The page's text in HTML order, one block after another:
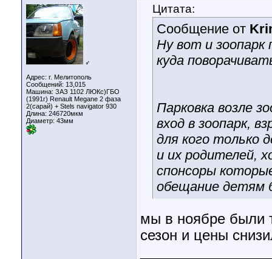
♂
Адрес: г. Мелитополь
Сообщений: 13,015
Машина: ЗАЗ 1102 ЛЮКс)ГБО
(1991г) Renault Megane 2 фаза
2(сарай) + Stels navigator 930
Длина: 246720мкм
Диаметр: 43мм
Цитата:
Сообщение от
Ну вот и зоопарк
куда
Парковка возле
вход в зоопарк,
для кого только
и их родителей,
спонсоры
обещание детям
мы в ноябре были
сезон и цены